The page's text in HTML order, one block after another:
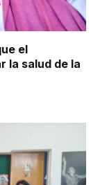
el
la salud de la